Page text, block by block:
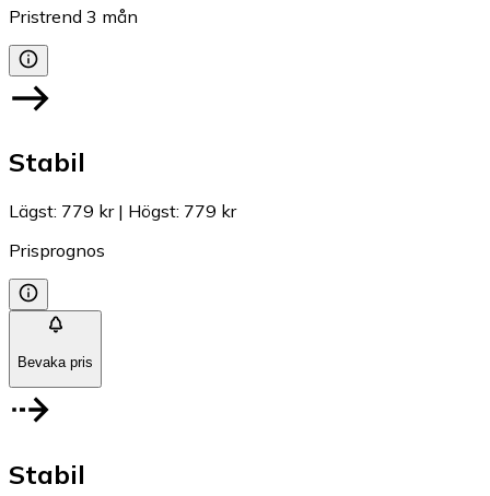
Pristrend 3 mån
Stabil
Lägst: 779 kr| Högst: 779 kr
Prisprognos
Bevaka pris
Stabil